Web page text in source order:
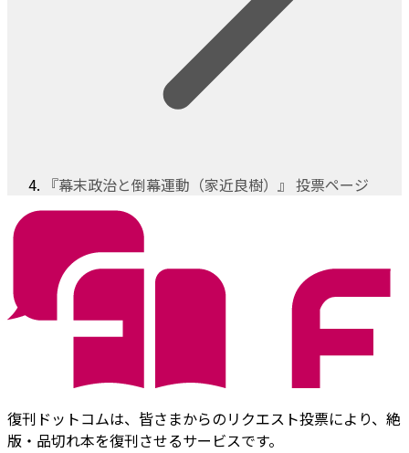
『幕末政治と倒幕運動（家近良樹）』 投票ページ
復刊ドットコムは、皆さまからのリクエスト投票により、絶
版・品切れ本を復刊させるサービスです。